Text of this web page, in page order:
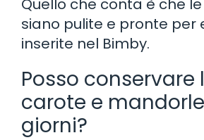
Quello che conta è che
siano pulite e pronte per
inserite nel Bimby.
Posso
carote e
giorni?